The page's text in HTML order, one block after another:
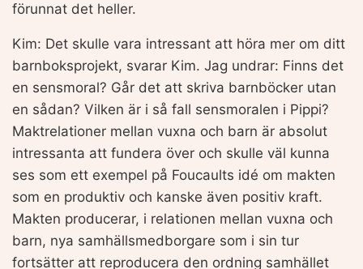
förunnat det heller.
Kim: Det skulle vara intressant att höra mer om ditt
barnboksprojekt, svarar Kim. Jag undrar: Finns det
en sensmoral? Går det att skriva barnböcker utan
en sådan? Vilken är i så fall sensmoralen i Pippi?
Maktrelationer mellan vuxna och barn är absolut
intressanta att fundera över och skulle väl kunna
ses som ett exempel på Foucaults idé om makten
som en produktiv och kanske även positiv kraft.
Makten producerar, i relationen mellan vuxna och
barn, nya samhällsmedborgare som i sin tur
fortsätter att reproducera den ordning samhället